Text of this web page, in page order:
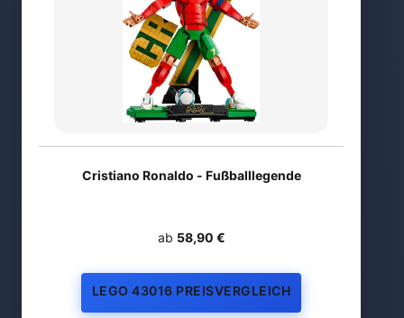
Cristiano Ronaldo - Fußballlegende
ab 58,90 €
LEGO 43016 PREISVERGLEICH